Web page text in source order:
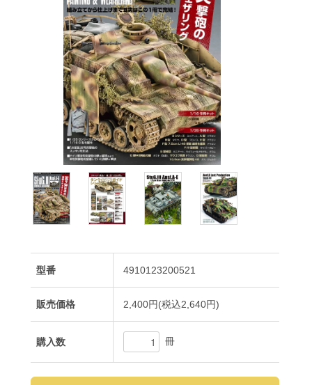
型番 4910123200521
販売価格 2,400円(税込2,640円)
購入数 冊